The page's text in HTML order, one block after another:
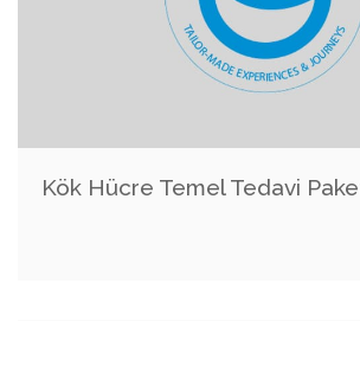
Kök Hücre Temel Tedavi